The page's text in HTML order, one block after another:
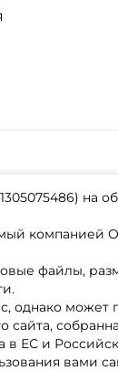
на
компанией
файлы,
однако может
сайта,
в ЕС и
вами